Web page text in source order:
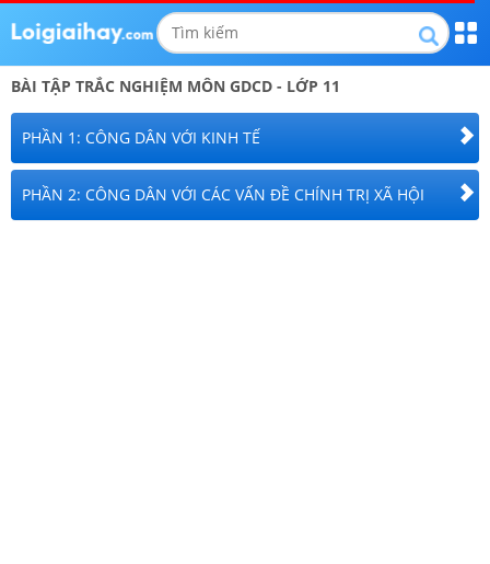
BÀI TẬP TRẮC NGHIỆM MÔN GDCD - LỚP 11
PHẦN 1: CÔNG DÂN VỚI KINH TẾ
PHẦN 2: CÔNG DÂN VỚI CÁC VẤN ĐỀ CHÍNH TRỊ XÃ HỘI